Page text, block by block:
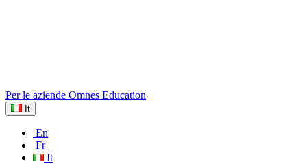
Per le aziende Omnes Education
It
En
Fr
It